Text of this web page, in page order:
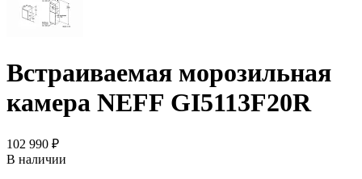
Встраиваемая морозильная
камера NEFF GI5113F20R
102 990 ₽
В наличии